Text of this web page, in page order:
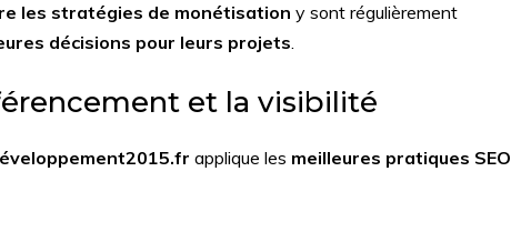
les stratégies de monétisation y sont régulièrement
décisions pour leurs projets.
et la visibilité
applique les meilleures pratiques SEO